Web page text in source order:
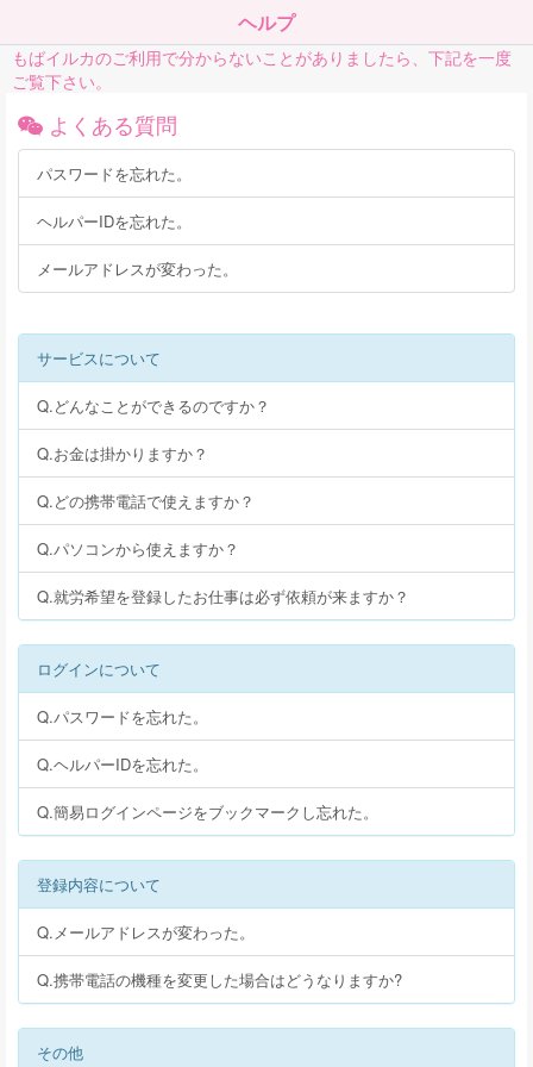
ヘルプ
もばイルカのご利用で分からないことがありましたら、下記を一度
ご覧下さい。
よくある質問
パスワードを忘れた。
ヘルパーIDを忘れた。
メールアドレスが変わった。
サービスについて
Q.どんなことができるのですか？
Q.お金は掛かりますか？
Q.どの携帯電話で使えますか？
Q.パソコンから使えますか？
Q.就労希望を登録したお仕事は必ず依頼が来ますか？
ログインについて
Q.パスワードを忘れた。
Q.ヘルパーIDを忘れた。
Q.簡易ログインページをブックマークし忘れた。
登録内容について
Q.メールアドレスが変わった。
Q.携帯電話の機種を変更した場合はどうなりますか?
その他